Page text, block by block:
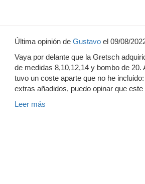
Última opinión de Gustavo el 09/08/
Vaya por delante que la Gretsch
de medidas 8,10,12,14 y bombo de
tuvo un coste aparte que no he
extras añadidos, puedo opinar que
Leer más